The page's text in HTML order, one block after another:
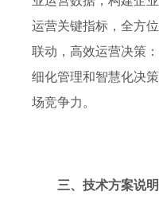
运营关键指标，全方
联动，高效运营决策
细化管理和智慧化决
场竞争力。
三、技术方案说明